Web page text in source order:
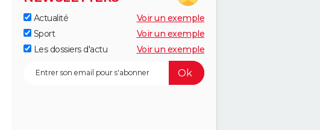
Actualité
Voir un exemple
Sport
Voir un exemple
Les dossiers d'actu
Voir un exemple